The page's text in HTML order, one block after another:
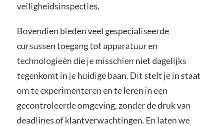
veiligheidsinspecties.
Bovendien bieden veel gespecialiseerde
cursussen toegang tot apparatuur en
technologieën die je misschien niet dagelijks
tegenkomt in je huidige baan. Dit stelt je in staat
om te experimenteren en te leren in een
gecontroleerde omgeving, zonder de druk van
deadlines of klantverwachtingen. En laten we